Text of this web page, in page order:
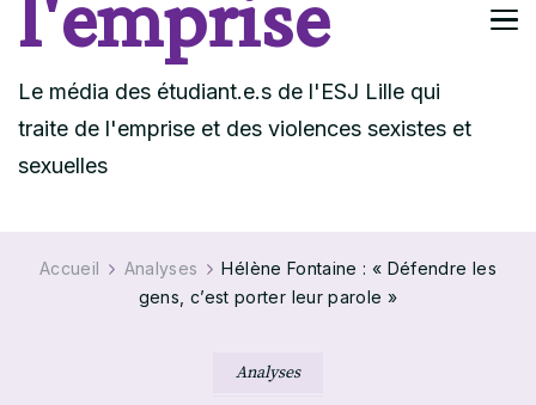
Le média des étudiant.e.s de l'ESJ Lille qui
traite de l'emprise et des violences sexistes et
sexuelles
Accueil Analyses
Hélène Fontaine : « Défendre les
gens, c’est porter leur parole »
Analyses